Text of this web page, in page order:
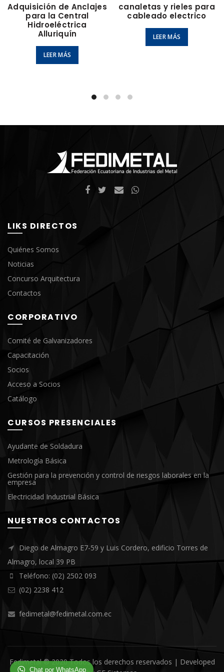
Adquisición de Anclajes
para la Central
Hidroeléctrica
Alluriquín
LEER MÁS
canaletas y rieles para
cableado electrico
LEER MÁS
LIKS DIRECTOS
Quiénes Somos
Noticias
Concurso Arquitectura
Contactos
CORPORATIVO
Comité de Galvanizadores
Capacitación
Socios
Acceso a Socios
Catálogo
CURSOS PRESENCIALES
Ayudante de Soldadura
Metrología Básica
Gestión para la prevención y control de riesgos laborales en la
empresa
Electricidad Industrial Básica
NUESTROS CONTACTOS
Diego de Almagro E7-59 y Luis Cordero, edificio Torres de
Almagro, local 39 PB
Teléfono: (02) 2502 093
(02) 2238 412
fedimetal@fedimetal.com.ec
Fedimetal ® 2020 Todos los derechos reservados | Developed
Chat por WhatsApp